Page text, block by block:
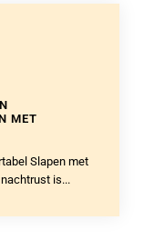
MET
Slapen met
is...